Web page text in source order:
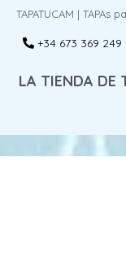
TAPATUCAM | TAPAs
+34 673 369 249
LA TIENDA DE